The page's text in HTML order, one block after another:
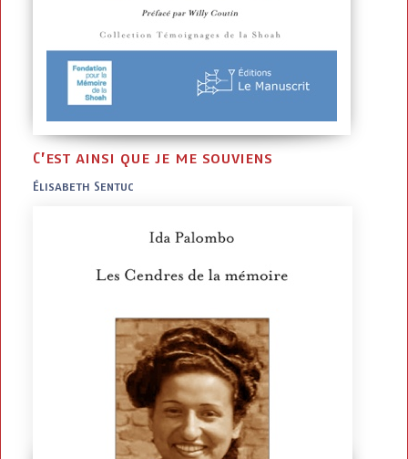
C’est ainsi que je me souviens
Élisabeth Sentuc